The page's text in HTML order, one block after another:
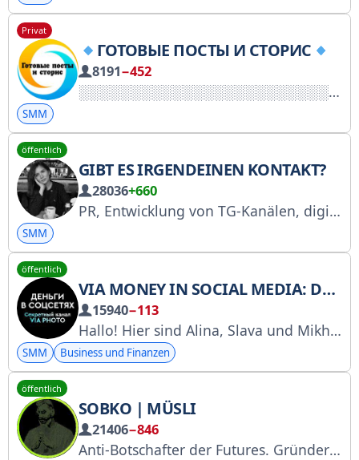
Privat
ГОТОВЫЕ ПОСТЫ И СТОРИС
8191−452
SMM
öffentlich
GIBT ES IRGENDEINEN KONTAKT?
28036+660
PR, Entwicklung von TG-Kanälen, digitale Stellenangebote. Autorin: Anna Borisova, 15 Jahre Erfahrung in PR, HSE. PR-Kurse, Telegram und Mediamania-Magazin. Kontakt: @borisova_anya. RKN: https://clck.ru/3PeUGy
SMM
öffentlich
VIA MONEY IN SOCIAL MEDIA: DER ERSTE SCHRITT
15940−113
Hallo! Hier sind Alina, Slava und Mikhail. Dies ist unser geheimer Kanal zum Thema Geldverdienen in den sozialen Medien.
SMM Business und Finanzen
öffentlich
SOBKO | MÜSLI
21406−846
Anti-Botschafter der Futures. Gründer von @tsunammitools. Market Maker für Ihre Projekte. Inhaber von $BTC und $SOL. Warte auf eine positive Entwicklung bei $SOL. Habe RSQ8 gekauft, die Kurse aber nicht gestartet.